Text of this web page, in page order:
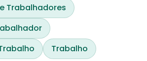
Trabalhadores
Trabalho